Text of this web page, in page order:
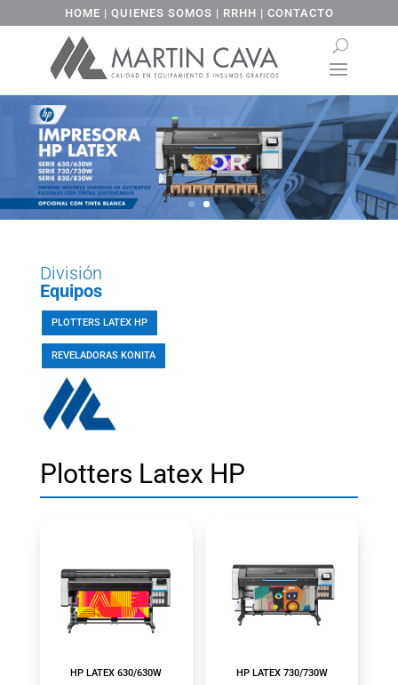
HOME | QUIENES SOMOS | RRHH | CONTACTO
División
Equipos
PLOTTERS LATEX HP
REVELADORAS KONITA
Plotters Latex HP
HP LATEX 630/630W HP LATEX 730/730W